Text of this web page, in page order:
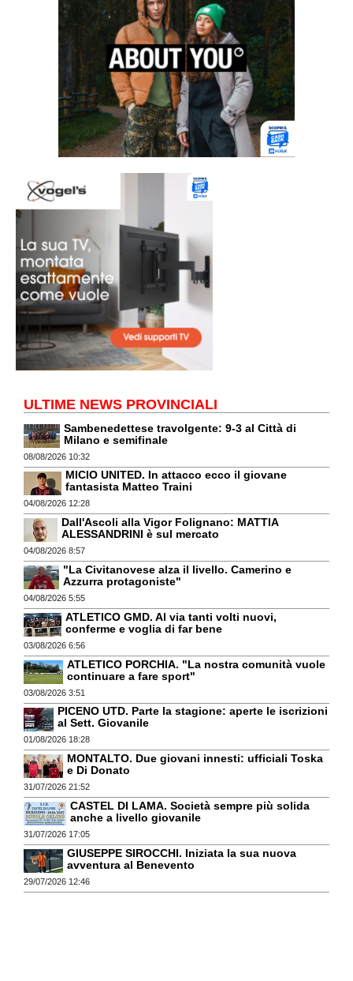
ULTIME NEWS PROVINCIALI
Sambenedettese travolgente: 9-3 al Città di
Milano e semifinale
08/08/2026 10:32
MICIO UNITED. In attacco ecco il giovane
fantasista Matteo Traini
04/08/2026 12:28
Dall'Ascoli alla Vigor Folignano: MATTIA
ALESSANDRINI è sul mercato
04/08/2026 8:57
"La Civitanovese alza il livello. Camerino e
Azzurra protagoniste"
04/08/2026 5:55
ATLETICO GMD. Al via tanti volti nuovi,
conferme e voglia di far bene
03/08/2026 6:56
ATLETICO PORCHIA. "La nostra comunità vuole
continuare a fare sport"
03/08/2026 3:51
PICENO UTD. Parte la stagione: aperte le iscrizioni
al Sett. Giovanile
01/08/2026 18:28
MONTALTO. Due giovani innesti: ufficiali Toska
e Di Donato
31/07/2026 21:52
CASTEL DI LAMA. Società sempre più solida
anche a livello giovanile
31/07/2026 17:05
GIUSEPPE SIROCCHI. Iniziata la sua nuova
avventura al Benevento
29/07/2026 12:46